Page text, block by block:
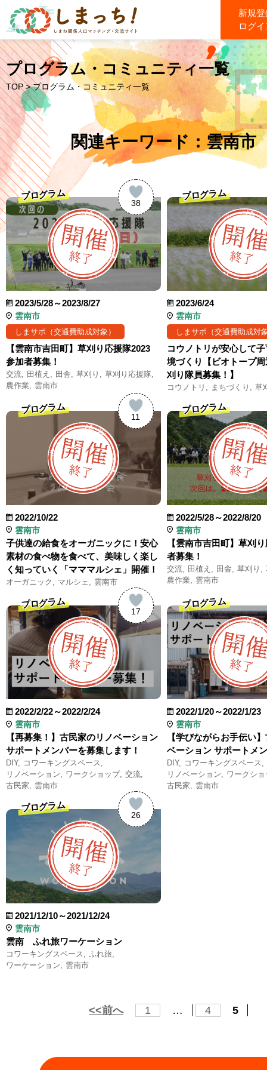
新規
ログ
プログラム・コミュニティ一覧
TOP > プログラム・コミュニティ一覧
関連キーワード：雲南市
38
プログラム
2023/5/28～2023/8/27
雲南市
しまサポ（交通費助成対象）
【雲南市吉田町】草刈り応援隊2023
参加者募集！
交流 田植え 田舎 草刈り
草刈り応援隊
農作業
雲南市
プログラム
2023/6/24
雲南市
しまサポ（交通費助成対
コウノトリが安心して
境づくり【ビオトープ
刈り隊員募集！】
コウノトリ まちづくり 草
11
プログラム
2022/10/22
雲南市
子供達の給食をオーガニックに！安心
素材の食べ物を食べて、美味しく楽し
く知っていく「マママルシェ」開催！
オーガニック マルシェ 雲南市
プログラム
2022/5/28～2022/8/20
雲南市
【雲南市吉田町】草刈
者募集！
交流 田植え 田舎 草刈り
農作業
雲南市
17
プログラム
2022/2/22～2022/2/24
雲南市
【再募集！】古民家のリノベーション
サポートメンバーを募集します！
DIY
コワーキングスペース
リノベーション
ワークショップ 交流
古民家
雲南市
プログラム
2022/1/20～2022/1/23
雲南市
【学びながらお手伝い
ベーション サポートメ
DIY
コワーキングスペース
リノベーション
ワークシ
古民家
雲南市
26
プログラム
2021/12/10～2021/12/24
雲南市
雲南 ふれ旅ワーケーション
コワーキングスペース
ふれ旅
ワーケーション
雲南市
<<前へ 1 … 4 5